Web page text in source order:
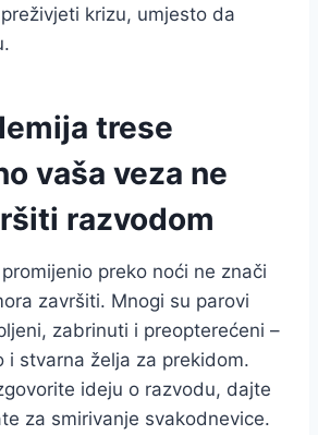
krizu, umjesto da
trese
vaša veza ne
razvodom
preko noći ne znači
završiti. Mnogi su parovi
zabrinuti i preopterećeni –
i stvarna želja za prekidom.
ideju o razvodu, dajte
za smirivanje svakodnevice.